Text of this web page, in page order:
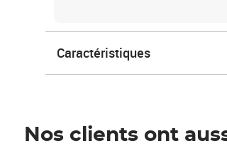
Caractéristiques
Nos clients ont